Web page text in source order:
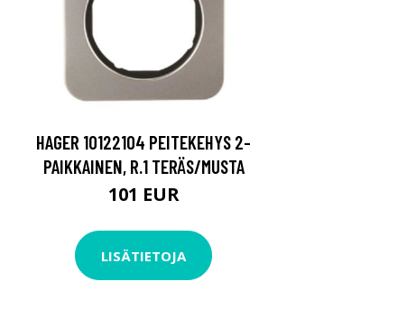
HAGER 10122104 PEITEKEHYS 2-
PAIKKAINEN, R.1 TERÄS/MUSTA
101 EUR
LISÄTIETOJA